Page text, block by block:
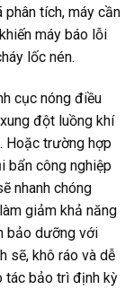
tích, máy cần
máy báo lỗi
lốc nén.
cục nóng điều
đột luồng khí
Hoặc trường hợp
bẩn công nghiệp
nhanh chóng
giảm khả năng
bảo dưỡng với
sẽ, khô ráo và dễ
tác bảo trì định kỳ